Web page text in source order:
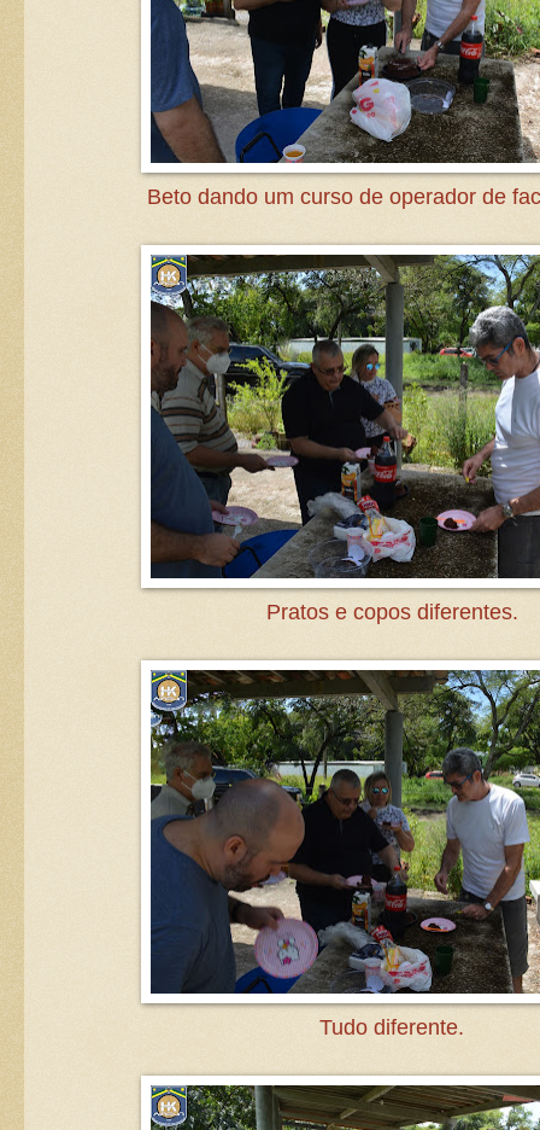
Beto dando um curso de operador de
Pratos e copos diferentes.
Tudo diferente.